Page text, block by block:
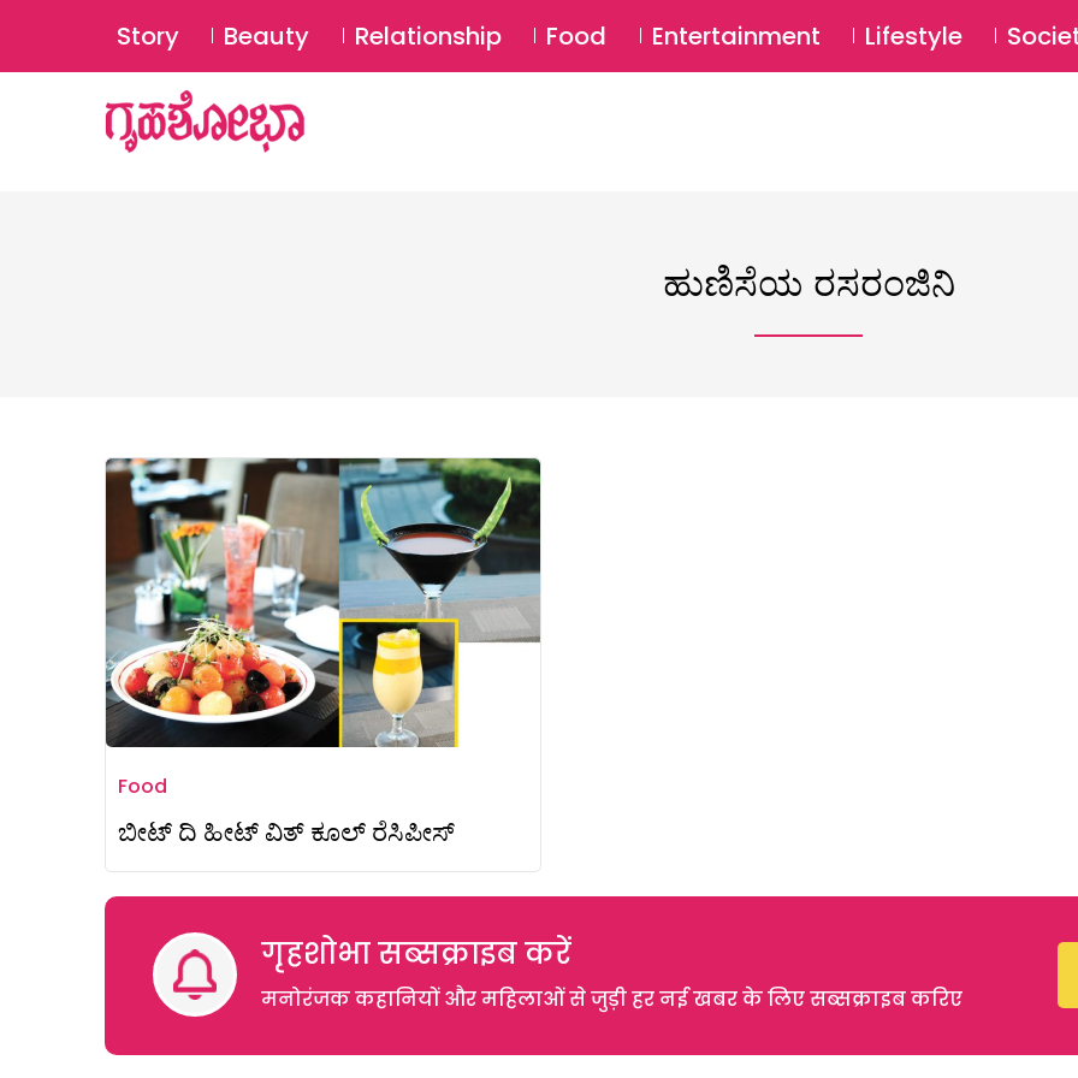
Story Beauty Relationship Food Entertainment Lifestyle
ಹುಣಿಸೆಯ ರಸರಂಜಿನಿ
Food
ಬೀಟ್ ದಿ ಹೀಟ್ ವಿತ್ ಕೂಲ್ ರೆಸಿಪೀಸ್
गृहशोभा सब्सक्राइब करें
मनोरंजक कहानियों और महिलाओं से जुड़ी हर नई खबर के लिए सब्सक्राइब करिए